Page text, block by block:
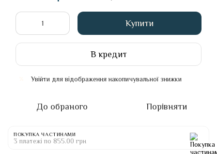
Купити
В кредит
Увійти для відображення накопичувальної знижки
До обраного Порівняти
ПОКУПКА ЧАСТИНАМИ
3 платежі по 855.00 грн